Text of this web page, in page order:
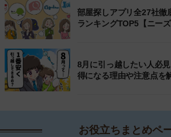
部屋探しアプリ全27社徹
ランキングTOP5【ニーズ
8月に引っ越したい人必
得になる理由や注意点を
お役立ちまとめペ